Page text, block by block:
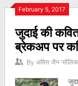
February 5, 2017
जुदाई की
ब्रेकअप पर
By अमित जैन
Posts
navigation